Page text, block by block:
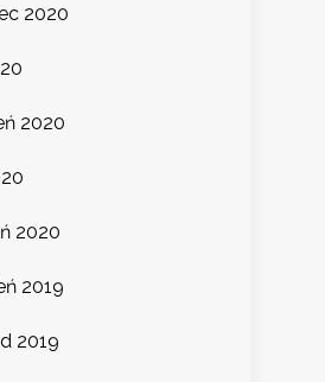
2020
2020
2020
2019
2019